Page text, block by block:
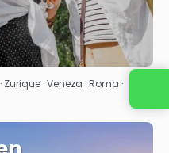
· Veneza · Roma ·